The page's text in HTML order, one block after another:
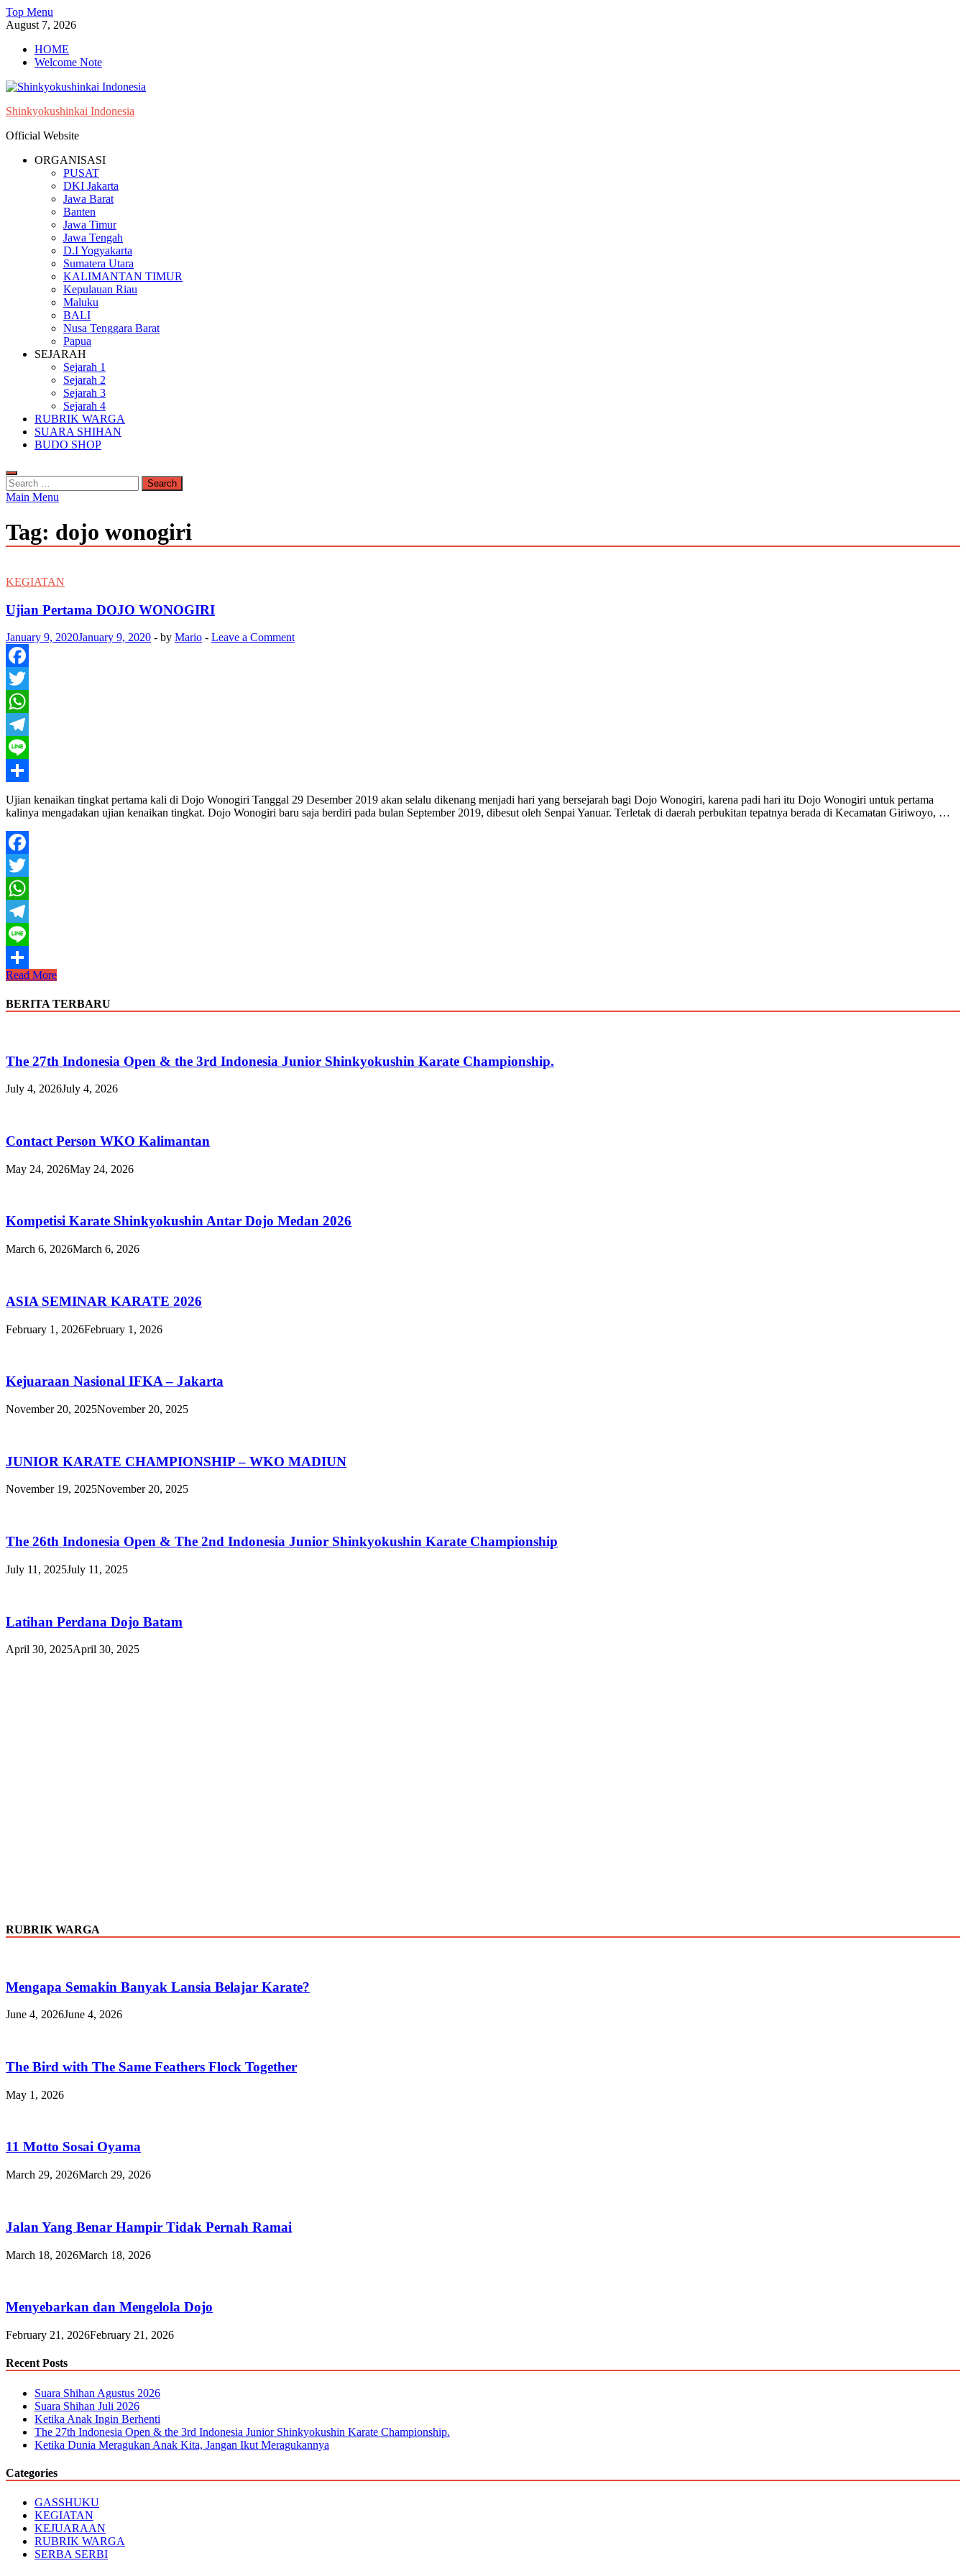
Skip
to
Top Menu
August 7, 2026
HOME
Welcome Note
Shinkyokushinkai Indonesia
Official Website
ORGANISASI
PUSAT
DKI Jakarta
Jawa Barat
Banten
Jawa Timur
Jawa Tengah
D.I Yogyakarta
Sumatera Utara
KALIMANTAN TIMUR
Kepulauan Riau
Maluku
BALI
Nusa Tenggara Barat
Papua
SEJARAH
Sejarah 1
Sejarah 2
Sejarah 3
Sejarah 4
RUBRIK WARGA
SUARA SHIHAN
BUDO SHOP
Search
for:
Main Menu
Tag: dojo wonogiri
KEGIATAN
Ujian Pertama DOJO WONOGIRI
January 9, 2020January 9, 2020 - by Mario - Leave a Comment
Facebook
Twitter
WhatsApp
Telegram
Line
Share
Ujian kenaikan tingkat pertama kali di Dojo Wonogiri Tanggal 29 Desember 2019 akan selalu dikenang menjadi hari yang bersejarah bagi Dojo Wonogiri, karena padi hari itu Dojo Wonogiri untuk pertama
kalinya mengadakan ujian kenaikan tingkat. Dojo Wonogiri baru saja berdiri pada bulan September 2019, dibesut oleh Senpai Yanuar. Terletak di daerah perbukitan tepatnya berada di Kecamatan Giriwoyo, …
Facebook
Twitter
WhatsApp
Telegram
Line
Share
Ujian
DOJO
WONOGIRI
Read More
BERITA TERBARU
The 27th Indonesia Open & the 3rd Indonesia Junior Shinkyokushin Karate Championship.
July 4, 2026July 4, 2026
Contact Person WKO Kalimantan
May 24, 2026May 24, 2026
Kompetisi Karate Shinkyokushin Antar Dojo Medan 2026
March 6, 2026March 6, 2026
ASIA SEMINAR KARATE 2026
February 1, 2026February 1, 2026
Kejuaraan Nasional IFKA – Jakarta
November 20, 2025November 20, 2025
JUNIOR KARATE CHAMPIONSHIP – WKO MADIUN
November 19, 2025November 20, 2025
The 26th Indonesia Open & The 2nd Indonesia Junior Shinkyokushin Karate Championship
July 11, 2025July 11, 2025
Latihan Perdana Dojo Batam
April 30, 2025April 30, 2025
RUBRIK WARGA
Mengapa Semakin Banyak Lansia Belajar Karate?
June 4, 2026June 4, 2026
The Bird with The Same Feathers Flock Together
May 1, 2026
11 Motto Sosai Oyama
March 29, 2026March 29, 2026
Jalan Yang Benar Hampir Tidak Pernah Ramai
March 18, 2026March 18, 2026
Menyebarkan dan Mengelola Dojo
February 21, 2026February 21, 2026
Recent Posts
Suara Shihan Agustus 2026
Suara Shihan Juli 2026
Ketika Anak Ingin Berhenti
The 27th Indonesia Open & the 3rd Indonesia Junior Shinkyokushin Karate Championship.
Ketika Dunia Meragukan Anak Kita, Jangan Ikut Meragukannya
Categories
GASSHUKU
KEGIATAN
KEJUARAAN
RUBRIK WARGA
SERBA SERBI